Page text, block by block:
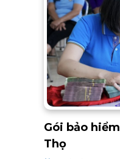
chính tốt hơn
Gói bảo
Thọ